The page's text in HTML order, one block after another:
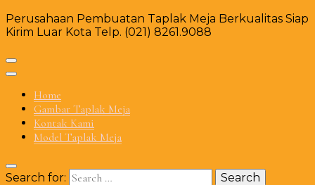
Perusahaan Pembuatan Taplak Meja Berkualitas Siap
Kirim Luar Kota Telp. (021) 8261.9088
Home
Gambar Taplak Meja
Kontak Kami
Model Taplak Meja
Search for: